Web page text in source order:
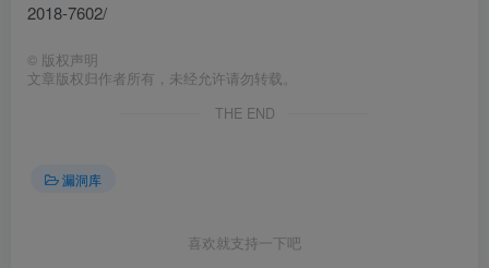
2018-7602/
© 版权声明
文章版权归作者所有，未经允许请勿转载。
THE END
漏洞库
喜欢就支持一下吧